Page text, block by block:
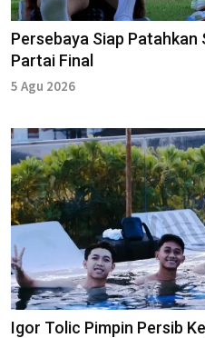
Persebaya Siap
Partai Final
5 Agu 2026
Igor Tolic Pimpin Persib